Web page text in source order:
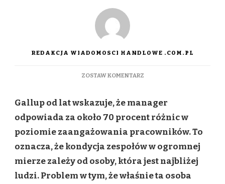
REDAKCJA WIADOMOSCI HANDLOWE .COM.PL
ZOSTAW KOMENTARZDO
WYMYŚLIĆ
ROLĘ
MANAGERA
NA
INACZEJ
ZAPŁACĄ
ZA
TO
Gallup od lat wskazuje, że manager
odpowiada za około 70 procent różnic w
poziomie zaangażowania pracowników. To
oznacza, że kondycja zespołów w ogromnej
mierze zależy od osoby, która jest najbliżej
ludzi. Problem w tym, że właśnie ta osoba